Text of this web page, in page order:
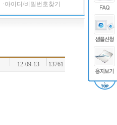
·아이디/비밀번호찾기
12-09-13 13761